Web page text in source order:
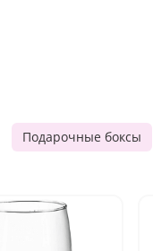
Подарочные боксы